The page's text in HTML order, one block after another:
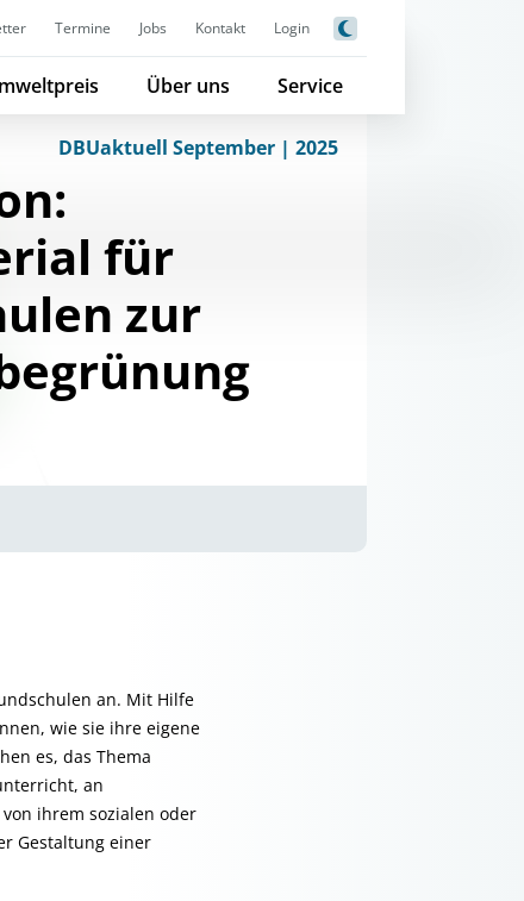
Termine Jobs Kontakt Login
Über uns Service
DBUaktuell September | 2025
für
zur
an. Mit Hilfe
wie sie ihre eigene
es, das Thema
an
ihrem sozialen oder
Gestaltung einer